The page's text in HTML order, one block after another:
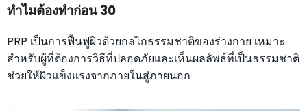
ทำไมต้องทำก่อน 30
PRP เป็นการฟื้นฟูผิวด้วยกลไกธรรมชาติของร่างกาย เหมาะ
สำหรับผู้ที่ต้องการวิธีที่ปลอดภัยและเห็นผลลัพธ์ที่เป็นธรรมชาติ
ช่วยให้ผิวแข็งแรงจากภายในสู่ภายนอก